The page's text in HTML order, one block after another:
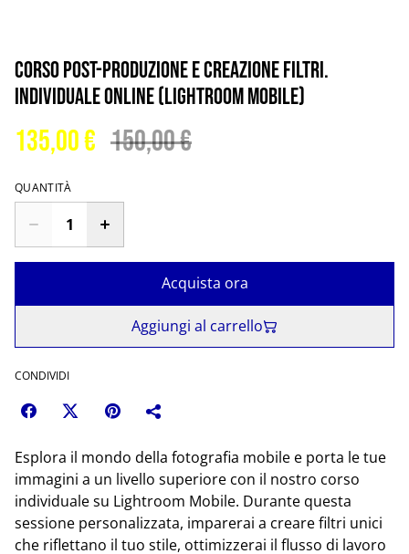
Corso post-produzione e creazione filtri.
individuale online (Lightroom mobile)
135,00 € 150,00 €
QUANTITÀ
Acquista ora
Aggiungi al carrello
CONDIVIDI
Esplora il mondo della fotografia mobile e porta le tue
immagini a un livello superiore con il nostro corso
individuale su Lightroom Mobile. Durante questa
sessione personalizzata, imparerai a creare filtri unici
che riflettano il tuo stile, ottimizzerai il flusso di lavoro